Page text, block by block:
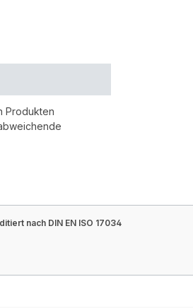
Produkten
nach DIN EN ISO 17034